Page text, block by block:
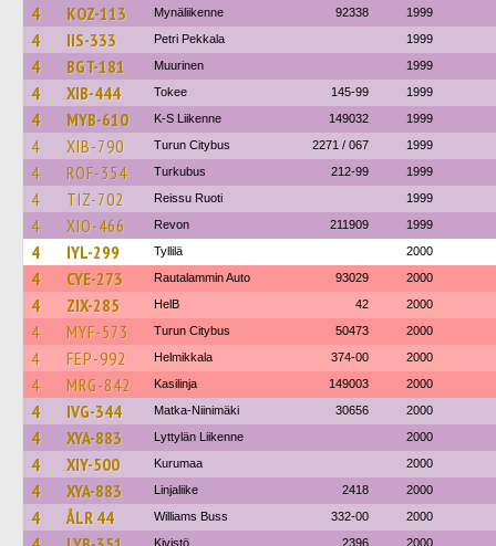
4 KOZ-113 Mynäliikenne 92338 1999
4 IIS-333 Petri Pekkala 1999
4 BGT-181 Muurinen 1999
4 XIB-444 Tokee 145-99 1999
4 MYB-610 K-S Liikenne 149032 1999
4 XIB-790 Turun Citybus 2271 / 067 1999
4 ROF-354 Turkubus 212-99 1999
4 TIZ-702 Reissu Ruoti 1999
4 XIO-466 Revon 211909 1999
4 IYL-299 Tyllilä 2000
4 CYE-273 Rautalammin Auto 93029 2000
4 ZIX-285 HelB 42 2000
4 MYF-573 Turun Citybus 50473 2000
4 FEP-992 Helmikkala 374-00 2000
4 MRG-842 Kasilinja 149003 2000
4 IVG-344 Matka-Niinimäki 30656 2000
4 XYA-883 Lyttylän Liikenne 2000
4 XIY-500 Kurumaa 2000
4 XYA-883 Linjaliike 2418 2000
4 ÅLR 44 Williams Buss 332-00 2000
Kivistö 2396 2000